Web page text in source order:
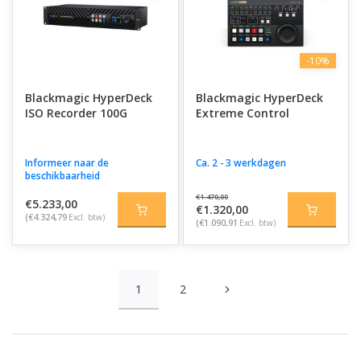
Blackmagic HyperDeck
ISO Recorder 100G
Informeer naar de
beschikbaarheid
€5.233,00
(€4.324,79 Excl. btw)
-10%
Blackmagic HyperDeck
Extreme Control
Ca. 2 - 3 werkdagen
€1.470,00
€1.320,00
(€1.090,91 Excl. btw)
1 2